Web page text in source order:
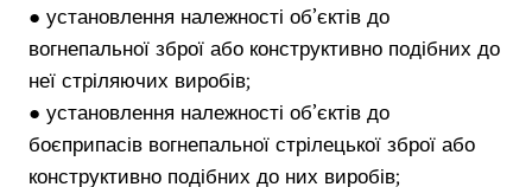
● установлення належності об’єктів до
вогнепальної зброї або конструктивно подібних до
неї стріляючих виробів;
● установлення належності об’єктів до
боєприпасів вогнепальної стрілецької зброї або
конструктивно подібних до них виробів;